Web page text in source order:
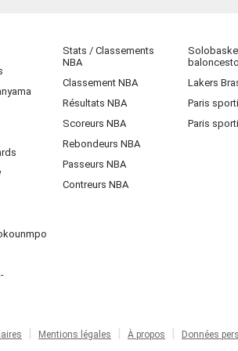
Stats / Classements
NBA
Classement NBA
Résultats NBA
Scoreurs NBA
Rebondeurs NBA
Passeurs NBA
Contreurs NBA
Lakers
Paris
Paris
Mentions légales À propos Données